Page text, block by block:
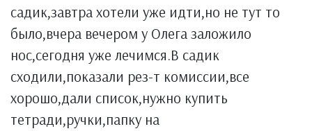
садик,завтра хотели уже идти,но не тут то
было,вчера вечером у Олега заложило
нос,сегодня уже лечимся.В садик
сходили,показали рез-т комиссии,все
хорошо,дали список,нужно купить
тетради,ручки,папку на